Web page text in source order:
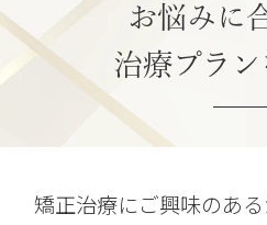
お悩みに
治療プラ
矯正治療にご興味のあ